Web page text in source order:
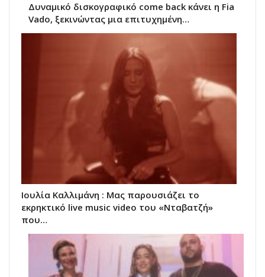
Δυναμικό δισκογραφικό come back κάνει η Fia
Vado, ξεκινώντας μια επιτυχημένη…
Ιουλία Καλλιμάνη : Μας παρουσιάζει το
εκρηκτικό live music video του «Νταβατζή»
που…